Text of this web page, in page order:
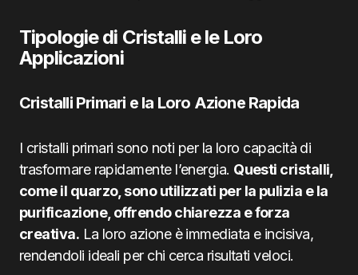
Tipologie di Cristalli e le Loro
Applicazioni
Cristalli Primari e la Loro Azione Rapida
I cristalli primari sono noti per la loro capacità di
trasformare rapidamente l’energia. Questi cristalli,
come il quarzo, sono utilizzati per la pulizia e la
purificazione, offrendo chiarezza e forza
creativa. La loro azione è immediata e incisiva,
rendendoli ideali per chi cerca risultati veloci.